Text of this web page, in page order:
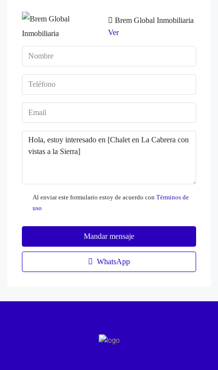
Brem Global Inmobiliaria
Ver
Al enviar este formulario estoy de acuerdo con Términos de
uso
Mandar mensaje
WhatsApp